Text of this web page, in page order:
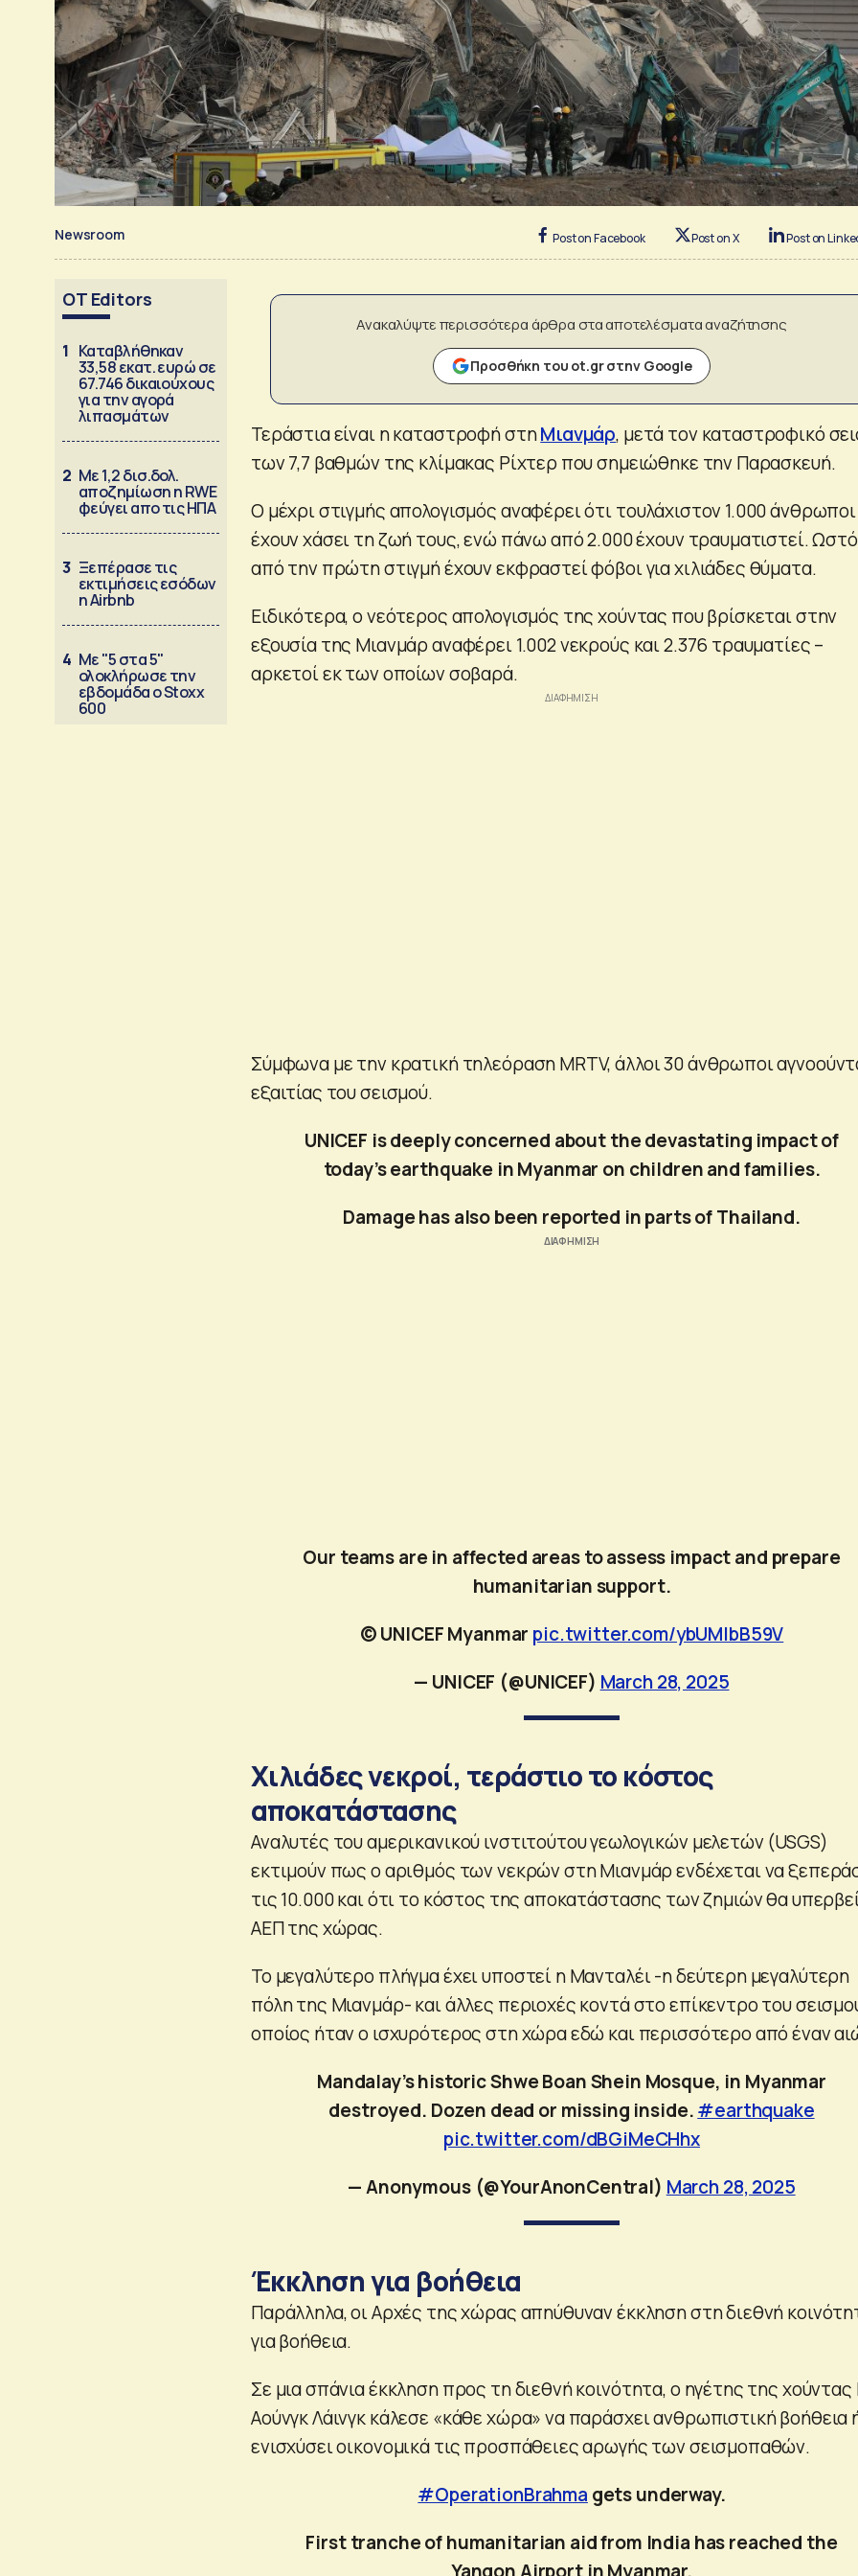
Newsroom Post on Facebook Post on X Post on
OT Editors
1 Καταβλήθηκαν
33,58 εκατ. ευρώ σε
67.746 δικαιούχους
για την αγορά
λιπασμάτων
2 Με 1,2 δισ.δολ.
αποζημίωση η RWE
φεύγει απο τις ΗΠΑ
3 Ξεπέρασε τις
εκτιμήσεις εσόδων
η Airbnb
4 Με "5 στα 5"
ολοκλήρωσε την
εβδομάδα ο Stoxx
600
Ανακαλύψτε περισσότερα άρθρα στα αποτελέσματα αναζήτησης
Προσθήκη του ot.gr στην Google
Τεράστια είναι η καταστροφή στηΜιανμάρ, μετά τον καταστροφικό
των 7,7 βαθμών της κλίμακας Ρίχτερ που σημειώθηκε την Παρασκευή.
Ο μέχρι στιγμής απολογισμός αναφέρει ότι τουλάχιστον 1.000 άνθρωποι
έχουν χάσει τη ζωή τους, ενώ πάνω από 2.000 έχουν τραυματιστεί.
από την πρώτη στιγμή έχουν εκφραστεί φόβοι για χιλιάδες θύματα.
Ειδικότερα, ο νεότερος απολογισμός της χούντας που βρίσκεται στην
εξουσία της Μιανμάρ αναφέρει 1.002 νεκρούς και 2.376 τραυματίες –
αρκετοί εκ των οποίων σοβαρά.
Σύμφωνα με την κρατική τηλεόραση MRTV, άλλοι 30 άνθρωποι
εξαιτίας του σεισμού.
UNICEF is deeply concerned about the devastating impact of
today’s earthquake in Myanmar on children and families.
Damage has also been reported in parts of Thailand.
Our teams are in affected areas to assess impact and prepare
humanitarian support.
© UNICEF Myanmar pic.twitter.com/ybUMlbB59V
— UNICEF (@UNICEF) March 28, 2025
Χιλιάδες νεκροί, τεράστιο το κόστος
αποκατάστασης
Αναλυτές του αμερικανικού ινστιτούτου γεωλογικών μελετών (USGS)
εκτιμούν πως ο αριθμός των νεκρών στη Μιανμάρ ενδέχεται να
τις 10.000 και ότι το κόστος της αποκατάστασης των ζημιών θα
ΑΕΠ της χώρας.
Το μεγαλύτερο πλήγμα έχει υποστεί η Μανταλέι -η δεύτερη μεγαλύτερη
πόλη της Μιανμάρ- και άλλες περιοχές κοντά στο επίκεντρο του
οποίος ήταν ο ισχυρότερος στη χώρα εδώ και περισσότερο από έναν
Mandalay’s historic Shwe Boan Shein Mosque, in Myanmar
destroyed. Dozen dead or missing inside.#earthquake
pic.twitter.com/dBGiMeCHhx
— Anonymous (@YourAnonCentral) March 28, 2025
Έκκληση για βοήθεια
Παράλληλα, οι Αρχές της χώρας απηύθυναν έκκληση στη διεθνή
για βοήθεια.
Σε μια σπάνια έκκληση προς τη διεθνή κοινότητα, ο ηγέτης της χούντας
Αούνγκ Λάινγκ κάλεσε «κάθε χώρα» να παράσχει ανθρωπιστική βοήθεια
ενισχύσει οικονομικά τις προσπάθειες αρωγής των σεισμοπαθών.
#OperationBrahma gets underway.
First tranche of humanitarian aid from India has reached the
Yangon Airport in Myanmar.